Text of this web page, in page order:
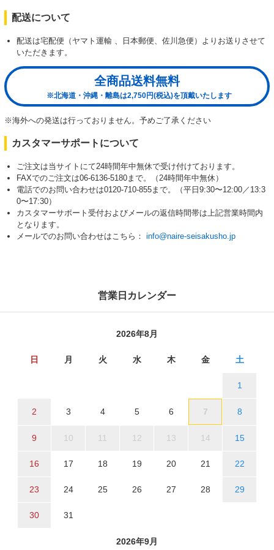
配送について
配送は宅配便（ヤマト運輸 、日本郵便、佐川急便）よりお送りさせて
いただきます。
全商品送料無料
※北海道・沖縄・離島は2,750円(税込)を頂戴いたします
※海外への発送は行っておりません。予めご了承ください
カスタマーサポートについて
ご注文は当サイトにて24時間年中無休で受け付けております。
FAXでのご注文は06-6136-5180まで。（24時間年中無休）
電話でのお問い合わせは0120-710-855まで。（平日9:30〜12:00／13:3
0〜17:30）
カスタマーサポート受付およびメールの返信時間帯は上記営業時間内
となります。
メールでのお問い合わせはこちら： info@naire-seisakusho.jp
営業日カレンダー
2026年8月
日 月 火 水 木 金 土
1
2 3 4 5 6 7 8
9 10 11 12 13 14 15
16 17 18 19 20 21 22
23 24 25 26 27 28 29
30 31
2026年9月